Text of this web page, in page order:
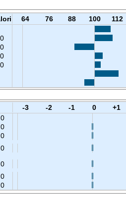
64 76 88 100 112
0
0
0
0
-3 -2 -1 0 +1
0
0
0
0
0
0
0